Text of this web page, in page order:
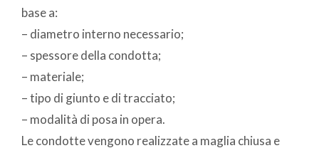
base a:
– diametro interno necessario;
– spessore della condotta;
– materiale;
– tipo di giunto e di tracciato;
– modalità di posa in opera.
Le condotte vengono realizzate a maglia chiusa e